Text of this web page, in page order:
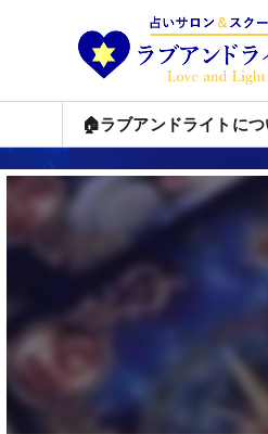
🏠ラブアンドライトにつ